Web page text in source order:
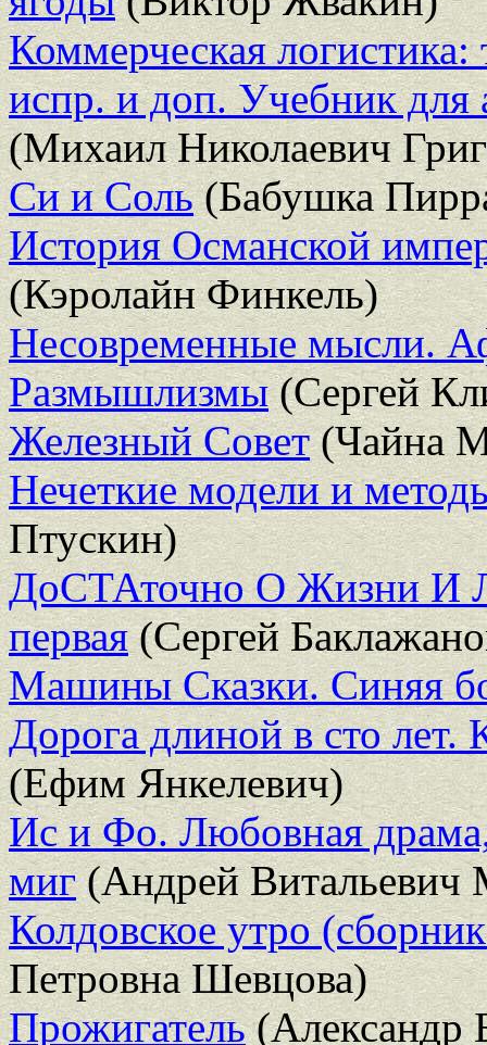
Коммерческая логистика:
испр. и доп. Учебник для
(Михаил Николаевич
Си и Соль(Бабушка
История Османской
(Кэролайн Финкель)
Несовременные мысли.
Размышлизмы(Сергей
Железный Совет(Чайна
Нечеткие модели и
Птускин)
ДоСТАточно О Жизни И
первая(Сергей
Машины Сказки. Синяя
Дорога длиной в сто
(Ефим Янкелевич)
Ис и Фо. Любовная
миг(Андрей Витальевич
Колдовское утро
Петровна Шевцова)
Прожигатель(Александр